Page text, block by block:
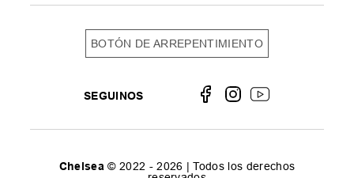
BOTÓN DE ARREPENTIMIENTO
SEGUINOS
Chelsea © 2022 - 2026 | Todos los derechos